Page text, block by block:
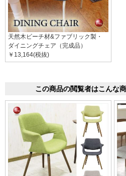
天然木ビーチ材&ファブリック製・
ダイニングチェア（完成品）
￥13,164(税抜)
この商品の閲覧者はこんな